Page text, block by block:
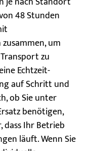
48 Stunden
um
zu
Echtzeit-
auf Schritt und
ob Sie unter
benötigen,
dass Ihr Betrieb
läuft. Wenn Sie